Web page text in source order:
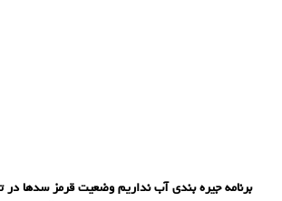
برنامه جیره بندی آب نداریم وضعیت قرمز سدها